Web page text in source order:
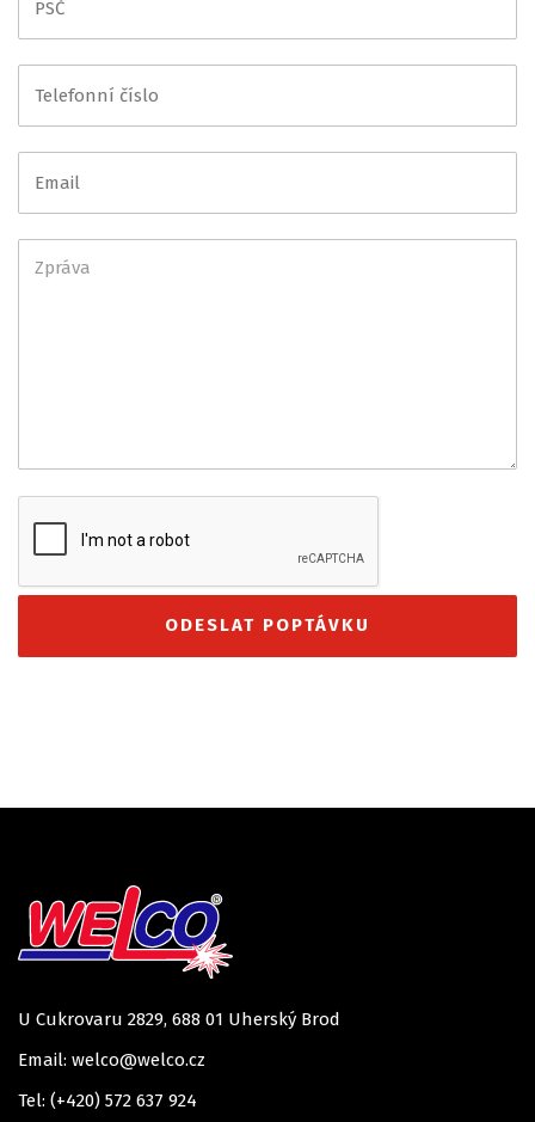
U Cukrovaru 2829, 688 01 Uherský Brod
Email: welco@welco.cz
Tel: (+420) 572 637 924